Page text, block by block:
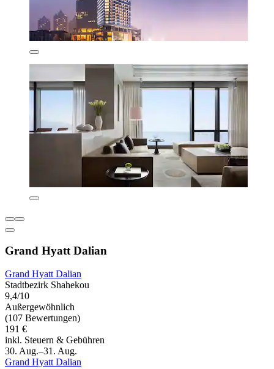
Grand Hyatt Dalian
Grand Hyatt Dalian
Stadtbezirk Shahekou
9,4/10
Außergewöhnlich
(107 Bewertungen)
191 €
inkl. Steuern & Gebühren
30. Aug.–31. Aug.
Grand Hyatt Dalian